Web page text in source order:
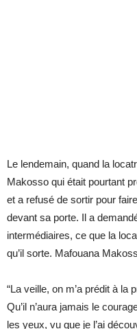
Le lendemain, quand la
Makosso qui était pourtant
et a refusé de sortir pour
devant sa porte. Il a
intermédiaires, ce que la
qu’il sorte. Mafouana
“La veille, on m’a prédit à la
Qu’il n’aura jamais le
les yeux, vu que je l’ai